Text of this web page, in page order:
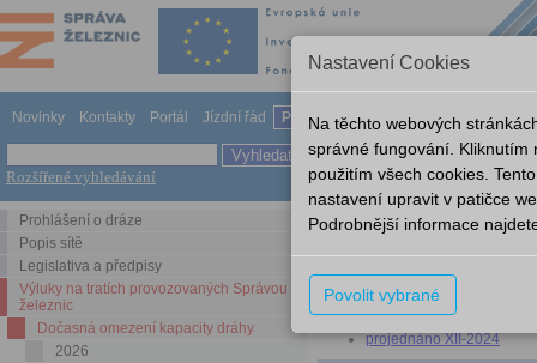
Novinky Kontakty Portál Jízdní řád Provozování dráhy Odkazy
Rozšířené vyhledávání
Prohlášení o dráze
Popis sítě
Legislativa a předpisy
Výluky na tratích provozovaných Správou
železnic
Dočasná omezení kapacity dráhy
2026
Dočasná omezení kapacity
DOK na rok 2026:
projednáno XII-2023
projednáno XII-2024
Nastavení Cookies
Na těchto webových
správné fungování. Kliknutím
použitím všech cookies.
nastavení upravit v patičce
Podrobnější informace
Povolit vybrané